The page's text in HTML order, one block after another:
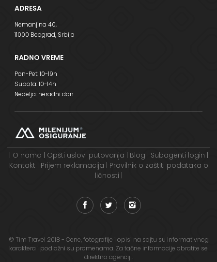
ADRESA
Nemanjina 40,
11000 Beograd, Srbija
RADNO VREME
Pon-Pet: 10-19h
Subota: 10-14h
Nedelja: neradni dan
| O nama | Opšti uslovi putovanja | Blog | Subagenti login |
Kontakt | Prijem reklamacija | Pravilnik o zaštiti podataka o
ličnosti |
© Tim Travel 2018 - Cene, fotografije i opisi na sajtu su informativnog
karaktera i podložni su promenama. Za tačne informacije obratite se
direktno agenciji.